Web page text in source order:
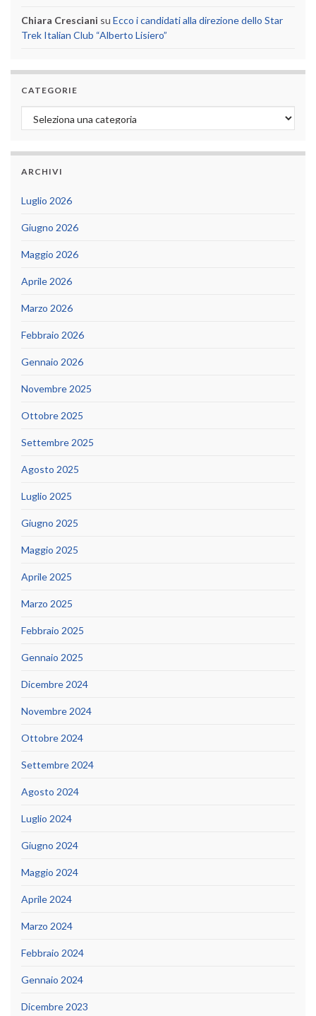
Chiara Cresciani su Ecco i candidati alla direzione dello Star
Trek Italian Club “Alberto Lisiero”
CATEGORIE
Categorie
ARCHIVI
Luglio 2026
Giugno 2026
Maggio 2026
Aprile 2026
Marzo 2026
Febbraio 2026
Gennaio 2026
Novembre 2025
Ottobre 2025
Settembre 2025
Agosto 2025
Luglio 2025
Giugno 2025
Maggio 2025
Aprile 2025
Marzo 2025
Febbraio 2025
Gennaio 2025
Dicembre 2024
Novembre 2024
Ottobre 2024
Settembre 2024
Agosto 2024
Luglio 2024
Giugno 2024
Maggio 2024
Aprile 2024
Marzo 2024
Febbraio 2024
Gennaio 2024
Dicembre 2023